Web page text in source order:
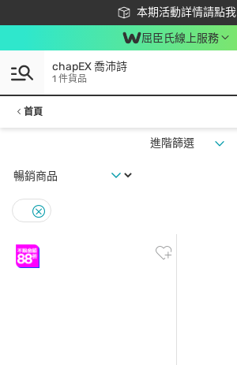
本期活動詳情請點我
下載app最高回饋$350
屈臣氏線上服務
chapEX 喬沛詩
1 件貨品
首頁
進階篩選